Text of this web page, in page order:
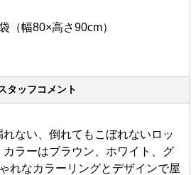
（幅80×高さ90cm）
タッフコメント
ない、倒れてもこぼれないロッ
ラーはブラウン、ホワイト、グ
れなカラーリングとデザインで屋